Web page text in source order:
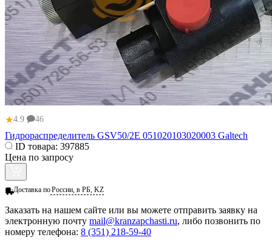
★4.9 46
Гидрораспределитель GSV50/2E 051020103020003 Galtech
ID товара: 397885
Цена по запросу
Доставка поРоссии, в РБ, KZ
Заказать на нашем сайте или вы можете отправить заявку на
электронную почту mail@kranzapchasti.ru, либо позвонить по
номеру телефона: 8 (351) 218-59-40